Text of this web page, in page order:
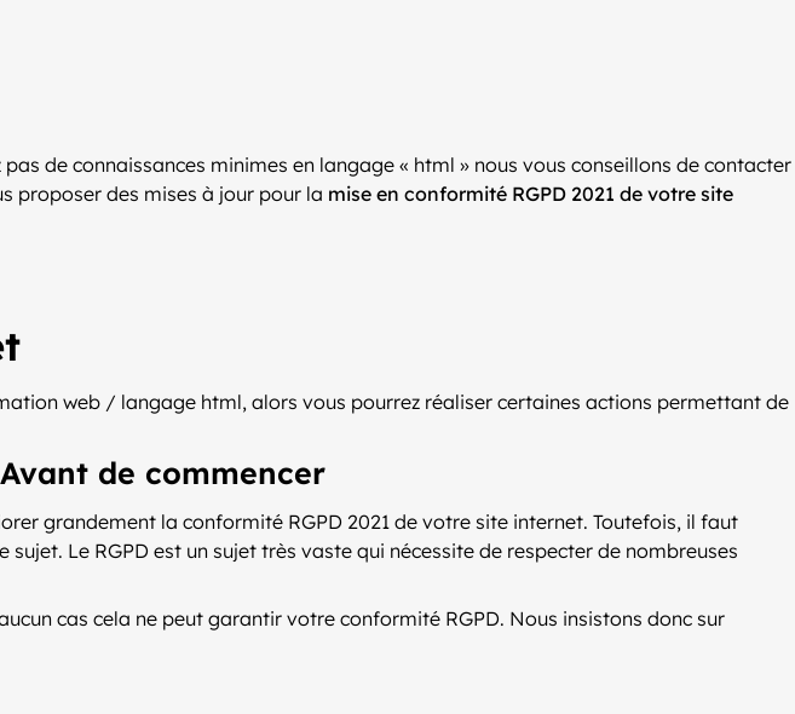
de connaissances minimes en langage « html » nous vous conseillons de contacter
proposer des mises à jour pour la mise en conformité RGPD 2021 de votre site
web / langage html, alors vous pourrez réaliser certaines actions permettant de
de commencer
grandement la conformité RGPD 2021 de votre site internet. Toutefois, il faut
sujet. Le RGPD est un sujet très vaste qui nécessite de respecter de nombreuses
cas cela ne peut garantir votre conformité RGPD. Nous insistons donc sur